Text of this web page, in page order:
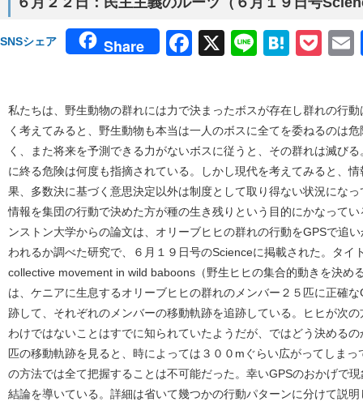
SNSシェア Share Facebook
X Line
私たちは、野生動物の群れには力で決まったボスが存在し群れの行
く考えてみると、野生動物も本当は一人のボスに全てを委ねるのは
く、また将来を予測できる力がないボスに従うと、その群れは滅び
に終る危険は何度も指摘されている。しかし現代を考えてみると、
果、多数決に基づく意思決定以外は制度として取り得ない状況にな
情報を集団の行動で決めた方が種の生き残りという目的にかなって
ンストン大学からの論文は、オリーブヒヒの群れの行動をGPSで追
われるか調べた研究で、６月１９日号のScienceに掲載された。タ
collective movement in wild baboons（野生ヒヒの集合的動きを決め
は、ケニアに生息するオリーブヒヒの群れのメンバー２５匹に正確
跡して、それぞれのメンバーの移動軌跡を追跡している。ヒヒが次
わけではないことはすでに知られていたようだが、ではどう決める
匹の移動軌跡を見ると、時によっては３００mぐらい広がってしま
の方法では全て把握することは不可能だった。幸いGPSのおかげで
結論を導いている。詳細は省いて幾つかの行動パターンに分けて説